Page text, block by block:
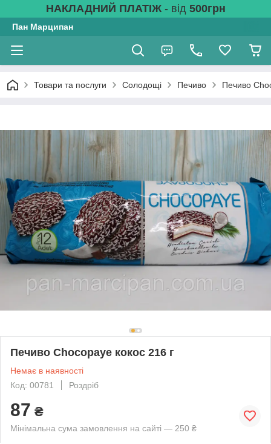
НАКЛАДНИЙ ПЛАТІЖ- від 500грн
Пан Марципан
Товари та послуги Солодощі Печиво Печиво
Печиво Chocopaye кокос 216 г
Немає в наявності
Код: 00781
Роздріб
87 ₴
Мінімальна сума замовлення на сайті — 250 ₴